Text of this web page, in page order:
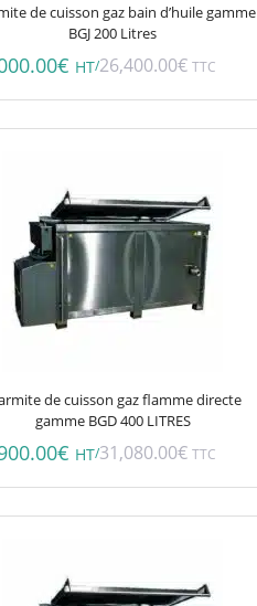
de cuisson gaz bain d’huile gamme
BGJ 200 Litres
€ HT/26,400.00€ TTC
de cuisson gaz flamme directe
gamme BGD 400 LITRES
€ HT/31,080.00€ TTC